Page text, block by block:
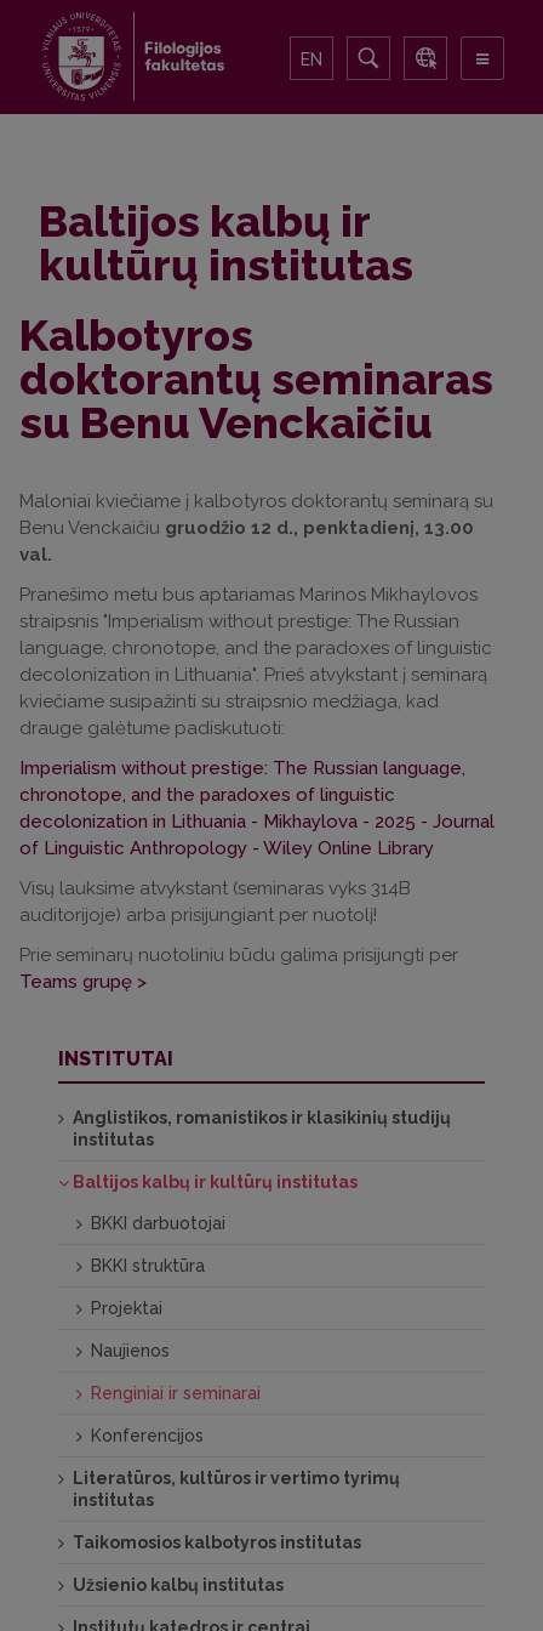
EN
Baltijos kalbų ir
kultūrų institutas
Kalbotyros
doktorantų seminaras
su Benu Venckaičiu
Maloniai kviečiame į kalbotyros doktorantų seminarą su
Benu Venckaičiu gruodžio 12 d., penktadienį, 13.00
val.
Pranešimo metu bus aptariamas Marinos Mikhaylovos
straipsnis "Imperialism without prestige: The Russian
language, chronotope, and the paradoxes of linguistic
decolonization in Lithuania". Prieš atvykstant į seminarą
kviečiame susipažinti su straipsnio medžiaga, kad
drauge galėtume padiskutuoti:
Imperialism without prestige: The Russian language,
chronotope, and the paradoxes of linguistic
decolonization in Lithuania - Mikhaylova - 2025 - Journal
of Linguistic Anthropology - Wiley Online Library
Visų lauksime atvykstant (seminaras vyks 314B
auditorijoje) arba prisijungiant per nuotolį!
Prie seminarų nuotoliniu būdu galima prisijungti per
Teams grupę >
INSTITUTAI
Anglistikos, romanistikos ir klasikinių studijų
institutas
Baltijos kalbų ir kultūrų institutas
BKKI darbuotojai
BKKI struktūra
Projektai
Naujienos
Renginiai ir seminarai
Konferencijos
Literatūros, kultūros ir vertimo tyrimų
institutas
Taikomosios kalbotyros institutas
Užsienio kalbų institutas